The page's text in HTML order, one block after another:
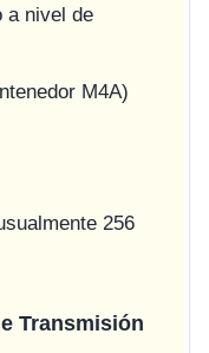
nivel de
M4A)
256
Transmisión